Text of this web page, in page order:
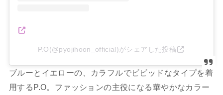
P.O(@pyojihoon_official)がシェアした投稿
ブルーとイエローの、カラフルでビビッドなタイプを着
用するP.O。ファッションの主役になる華やかなカラー